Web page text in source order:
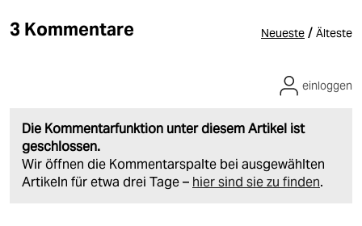
3 Kommentare Neueste / Älteste
Die Kommentarfunktion unter diesem Artikel ist
geschlossen.
Wir öffnen die Kommentarspalte bei ausgewählten
Artikeln für etwa drei Tage – hier sind sie zu finden.
einloggen